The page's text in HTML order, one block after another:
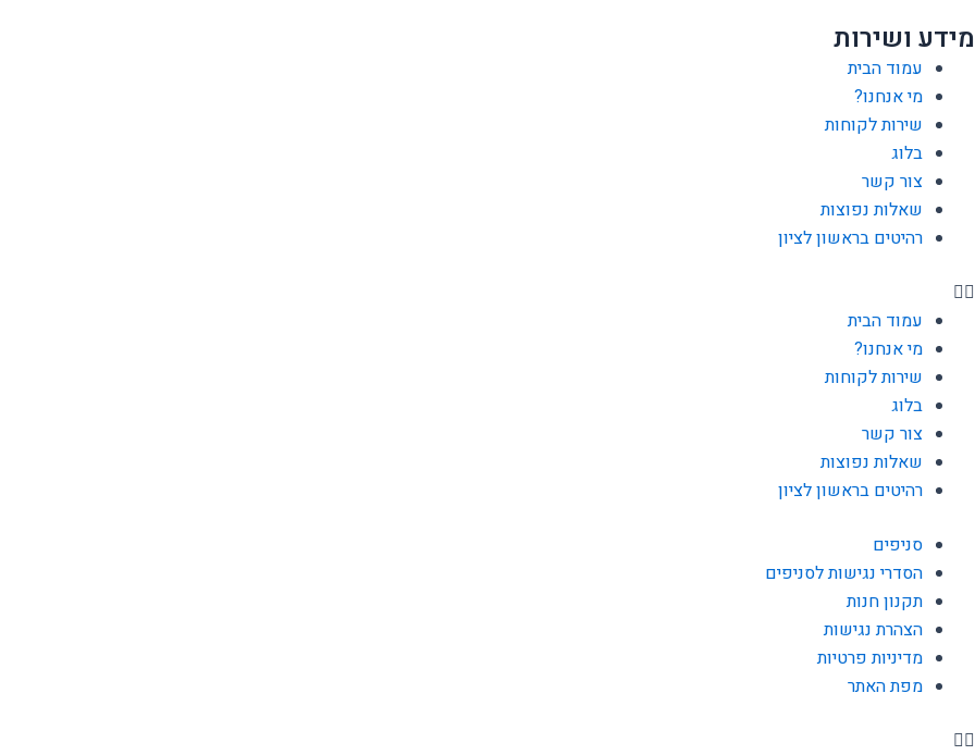
מידע ושירות
עמוד הבית
מי אנחנו?
שירות לקוחות
בלוג
צור קשר
שאלות נפוצות
רהיטים בראשון לציון
עמוד הבית
מי אנחנו?
שירות לקוחות
בלוג
צור קשר
שאלות נפוצות
רהיטים בראשון לציון
סניפים
הסדרי נגישות לסניפים
תקנון חנות
הצהרת נגישות
מדיניות פרטיות
מפת האתר